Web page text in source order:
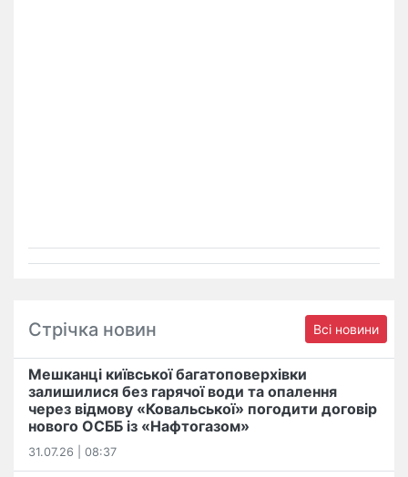
Стрічка новин Всі новини
Мешканці київської багатоповерхівки
залишилися без гарячої води та опалення
через відмову «Ковальської» погодити договір
нового ОСББ із «Нафтогазом»
31.07.26 | 08:37